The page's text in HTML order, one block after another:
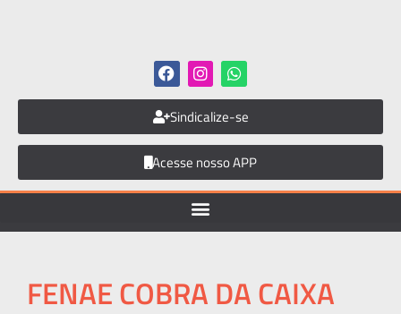
Sindicalize-se
Acesse nosso APP
FENAE COBRA DA CAIXA